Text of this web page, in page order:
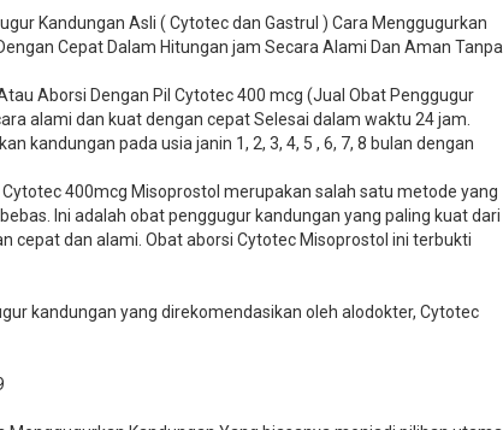
Kandungan Asli ( Cytotec dan Gastrul ) Cara Menggugurkan
Cepat Dalam Hitungan jam Secara Alami Dan Aman Tanpa
Aborsi Dengan Pil Cytotec 400 mcg (Jual Obat Penggugur
alami dan kuat dengan cepat Selesai dalam waktu 24 jam.
kandungan pada usia janin 1, 2, 3, 4, 5 , 6, 7, 8 bulan dengan
400mcg Misoprostol merupakan salah satu metode yang
Ini adalah obat penggugur kandungan yang paling kuat dari
cepat dan alami. Obat aborsi Cytotec Misoprostol ini terbukti
kandungan yang direkomendasikan oleh alodokter, Cytotec